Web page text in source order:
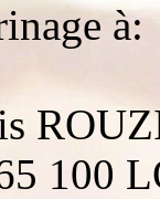
à:
100